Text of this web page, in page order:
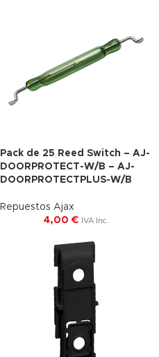
Pack de 25 Reed Switch – AJ-
DOORPROTECT-W/B – AJ-
DOORPROTECTPLUS-W/B
Repuestos Ajax
4,00 € IVA Inc.